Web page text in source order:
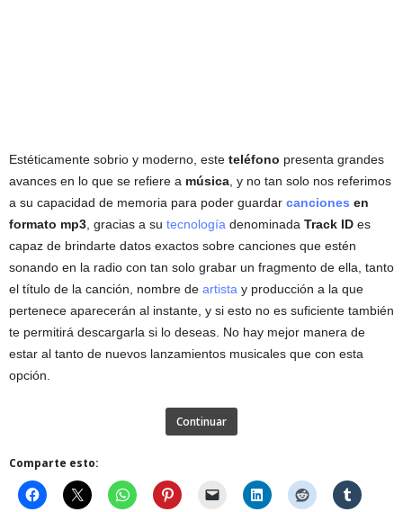
Estéticamente sobrio y moderno, este teléfono presenta grandes
avances en lo que se refiere a música , y no tan solo nos referimos
a su capacidad de memoria para poder guardar canciones en
formato mp3 , gracias a su tecnología denominada Track ID es
capaz de brindarte datos exactos sobre canciones que estén
sonando en la radio con tan solo grabar un fragmento de ella, tanto
el título de la canción, nombre de artista y producción a la que
pertenece aparecerán al instante, y si esto no es suficiente también
te permitirá descargarla si lo deseas. No hay mejor manera de
estar al tanto de nuevos lanzamientos musicales que con esta
opción.
Continuar
Comparte esto: